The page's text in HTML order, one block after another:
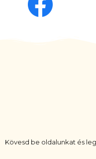
Kövesd be oldalunkat és